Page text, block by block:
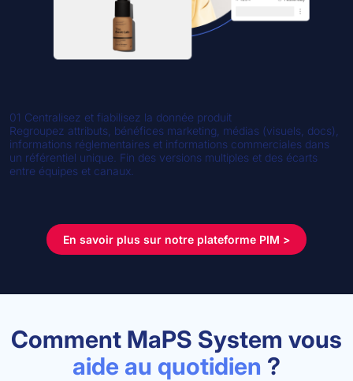
01 Centralisez et fiabilisez la donnée produit
Regroupez attributs, bénéfices marketing, médias (visuels, docs),
informations réglementaires et informations commerciales dans
un référentiel unique. Fin des versions multiples et des écarts
entre équipes et canaux.
En savoir plus sur notre plateforme PIM >
Comment MaPS System vous
aide au quotidien ?